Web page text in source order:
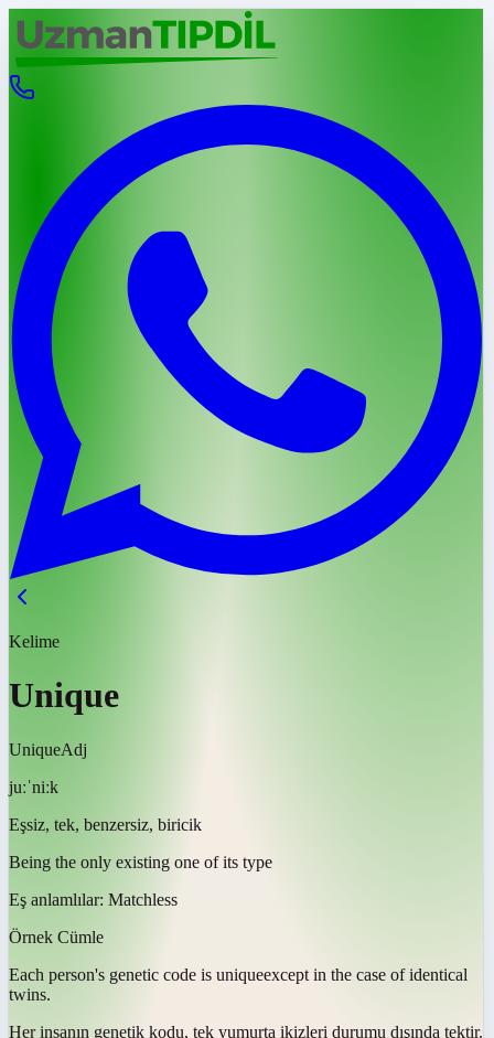
Kelime
Unique
UniqueAdj
juːˈniːk
Eşsiz, tek, benzersiz, biricik
Being the only existing one of its type
Eş anlamlılar: Matchless
Örnek Cümle
Each person's genetic code is uniqueexcept in the case of identical
twins.
Her insanın genetik kodu, tek yumurta ikizleri durumu dışında tektir.